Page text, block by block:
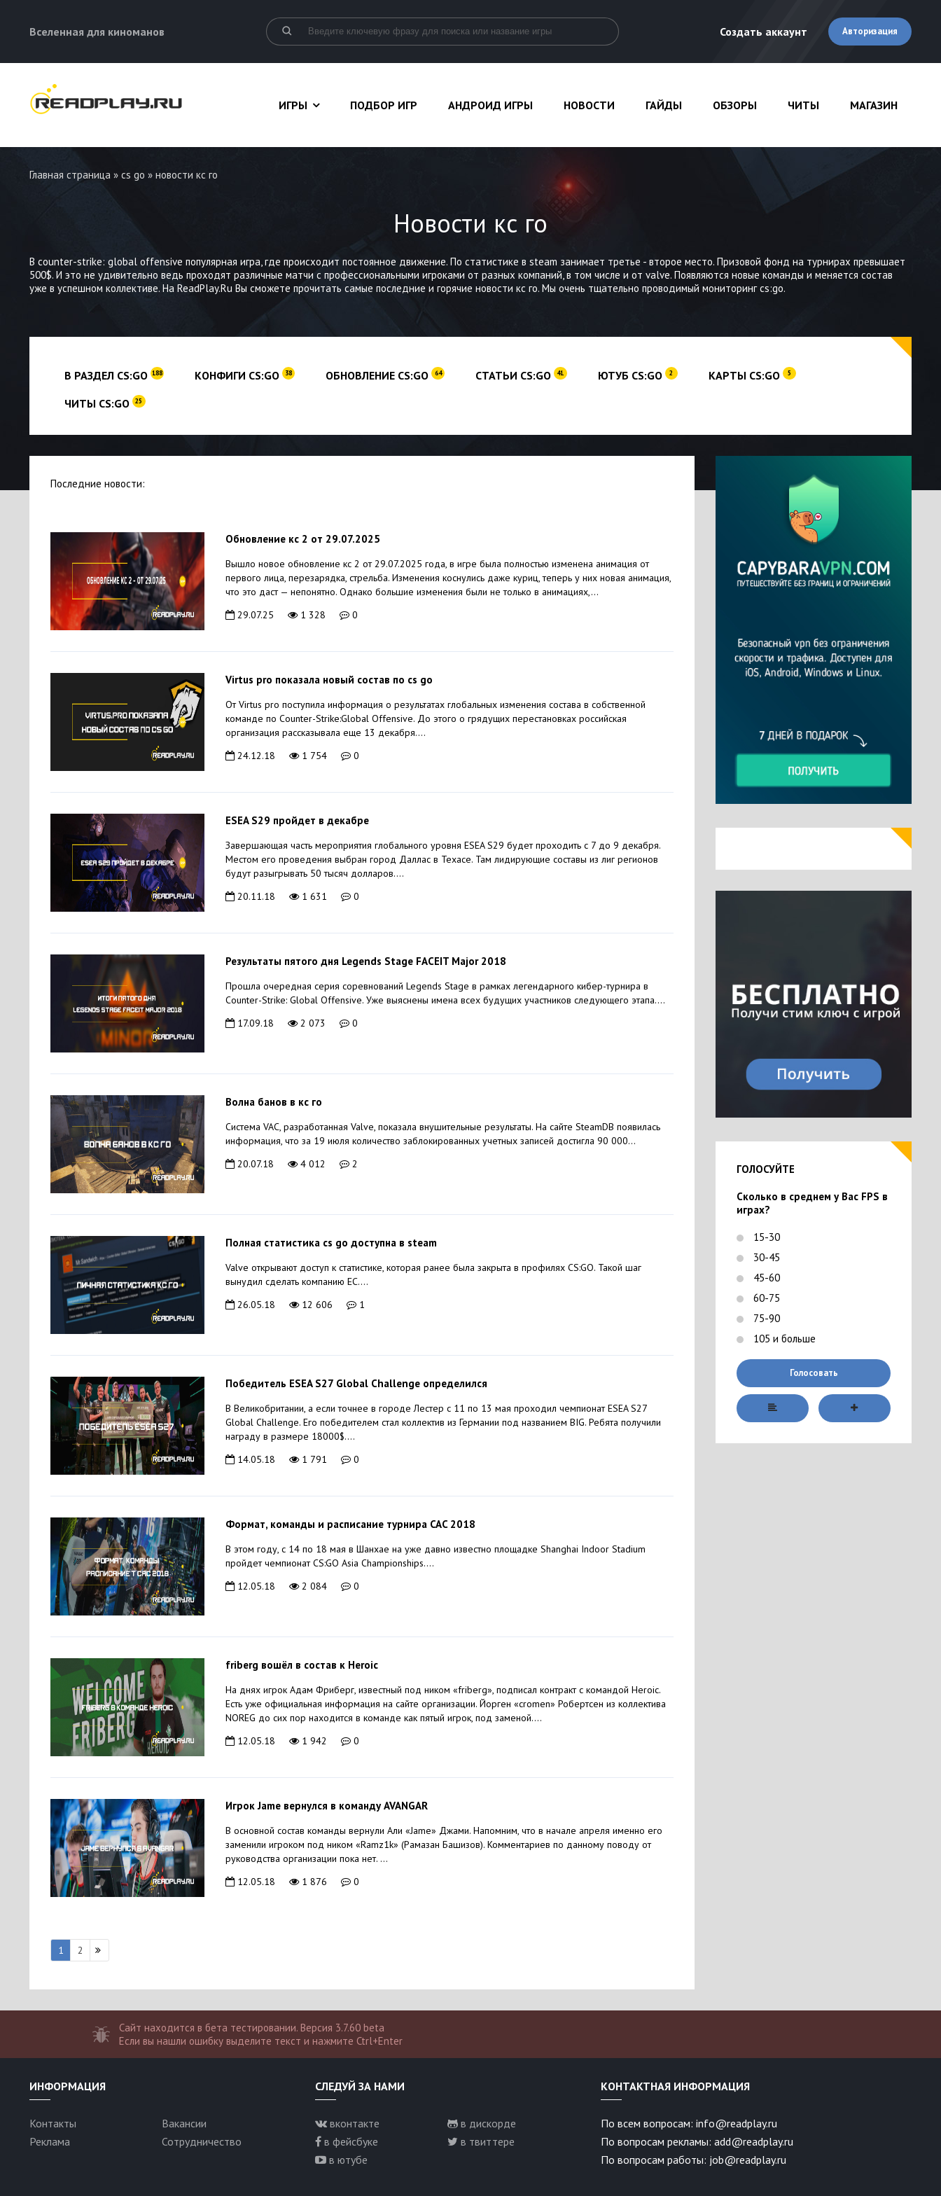
Вселенная для киноманов Создать аккаунт Авторизация
ИГРЫ ПОДБОР ИГР АНДРОИД ИГРЫ НОВОСТИ ГАЙДЫ ОБЗОРЫ ЧИТЫ МАГАЗИН
Главная страница » cs go » новости кс го
Новости кс го
В counter-strike: global offensive популярная игра, где происходит постоянное движение. По статистике в steam занимает третье - второе место. Призовой фонд на турнирах превышает
500$. И это не удивительно ведь проходят различные матчи с профессиональными игроками от разных компаний, в том числе и от valve. Появляются новые команды и меняется состав
уже в успешном коллективе. На ReadPlay.Ru Вы сможете прочитать самые последние и горячие новости кс го. Мы очень тщательно проводимый мониторинг cs:go.
В РАЗДЕЛ CS:GO 188 КОНФИГИ CS:GO 38 ОБНОВЛЕНИЕ CS:GO 64 СТАТЬИ CS:GO 41 ЮТУБ CS:GO 2 КАРТЫ CS:GO 5
ЧИТЫ CS:GO 25
Последние новости:
Обновление кс 2 от 29.07.2025
Вышло новое обновление кс 2 от 29.07.2025 года, в игре была полностью изменена анимация от
первого лица, перезарядка, стрельба. Изменения коснулись даже куриц, теперь у них новая анимация,
что это даст — непонятно. Однако большие изменения были не только в анимациях,...
29.07.25
1 328 0
Virtus pro показала новый состав по cs go
От Virtus pro поступила информация о результатах глобальных изменения состава в собственной
команде по Counter-Strike:Global Offensive. До этого о грядущих перестановках российская
организация рассказывала еще 13 декабря....
24.12.18
1 754 0
ESEA S29 пройдет в декабре
Завершающая часть мероприятия глобального уровня ESEA S29 будет проходить с 7 до 9 декабря.
Местом его проведения выбран город Даллас в Техасе. Там лидирующие составы из лиг регионов
будут разыгрывать 50 тысяч долларов....
20.11.18
1 631 0
Результаты пятого дня Legends Stage FACEIT Major 2018
Прошла очередная серия соревнований Legends Stage в рамках легендарного кибер-турнира в
Counter-Strike: Global Offensive. Уже выяснены имена всех будущих участников следующего этапа....
17.09.18
2 073 0
Волна банов в кс го
Система VAC, разработанная Valve, показала внушительные результаты. На сайте SteamDB появилась
информация, что за 19 июля количество заблокированных учетных записей достигла 90 000...
20.07.18
4 012 2
Полная статистика cs go доступна в steam
Valve открывают доступ к статистике, которая ранее была закрыта в профилях CS:GO. Такой шаг
вынудил сделать компанию ЕС....
26.05.18
12 606 1
Победитель ESEA S27 Global Challenge определился
В Великобритании, а если точнее в городе Лестер с 11 по 13 мая проходил чемпионат ESEA S27
Global Challenge. Его победителем стал коллектив из Германии под названием BIG. Ребята получили
награду в размере 18000$....
14.05.18
1 791 0
Формат, команды и расписание турнира CAC 2018
В этом году, с 14 по 18 мая в Шанхае на уже давно известно площадке Shanghai Indoor Stadium
пройдет чемпионат CS:GO Asia Championships....
12.05.18
2 084 0
friberg вошёл в состав к Heroic
На днях игрок Адам Фриберг, известный под ником «friberg», подписал контракт с командой Heroic.
Есть уже официальная информация на сайте организации. Йорген «cromen» Робертсен из коллектива
NOREG до сих пор находится в команде как пятый игрок, под заменой....
12.05.18
1 942 0
Игрок Jame вернулся в команду AVANGAR
В основной состав команды вернули Али «Jame» Джами. Напомним, что в начале апреля именно его
заменили игроком под ником «Ramz1k» (Рамазан Башизов). Комментариев по данному поводу от
руководства организации пока нет. ...
12.05.18
1 876 0
1 2
ГОЛОСУЙТЕ
Сколько в среднем у Вас FPS в
играх?
15-30
30-45
45-60
60-75
75-90
105 и больше
Голосовать
Сайт находится в бета тестировании. Версия 3.7.60 beta
Если вы нашли ошибку выделите текст и нажмите Ctrl+Enter
ИНФОРМАЦИЯ
Контакты
Вакансии
Реклама
Сотрудничество
СЛЕДУЙ ЗА НАМИ
вконтакте
в дискорде
в фейсбуке
в твиттере
в ютубе
КОНТАКТНАЯ ИНФОРМАЦИЯ
По всем вопросам: info@readplay.ru
По вопросам рекламы: add@readplay.ru
По вопросам работы: job@readplay.ru